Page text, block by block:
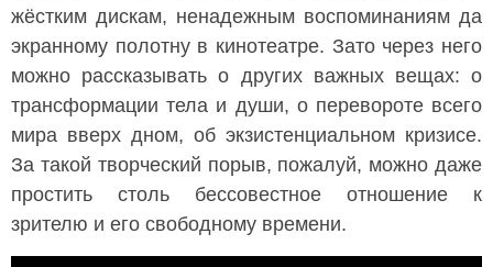
жёстким дискам, ненадежным воспоминаниям да
экранному полотну в кинотеатре. Зато через него
можно рассказывать о других важных вещах: о
трансформации тела и души, о перевороте всего
мира вверх дном, об экзистенциальном кризисе.
За такой творческий порыв, пожалуй, можно даже
простить столь бессовестное отношение к
зрителю и его свободному времени.